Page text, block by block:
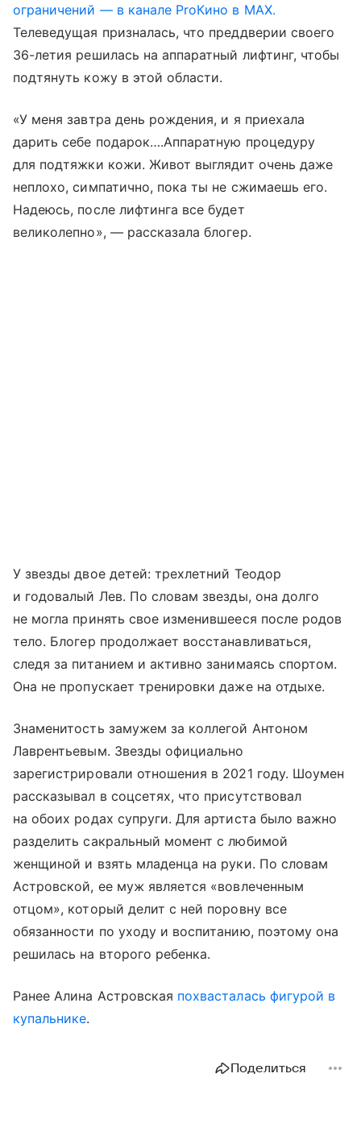
ограничений — в канале ProКино в MAX.
Телеведущая призналась, что преддверии своего
36-летия решилась на аппаратный лифтинг, чтобы
подтянуть кожу в этой области.
«У меня завтра день рождения, и я приехала
дарить себе подарок….Аппаратную процедуру
для подтяжки кожи. Живот выглядит очень даже
неплохо, симпатично, пока ты не сжимаешь его.
Надеюсь, после лифтинга все будет
великолепно», — рассказала блогер.
У звезды двое детей: трехлетний Теодор
и годовалый Лев. По словам звезды, она долго
не могла принять свое изменившееся после родов
тело. Блогер продолжает восстанавливаться,
следя за питанием и активно занимаясь спортом.
Она не пропускает тренировки даже на отдыхе.
Знаменитость замужем за коллегой Антоном
Лаврентьевым. Звезды официально
зарегистрировали отношения в 2021 году. Шоумен
рассказывал в соцсетях, что присутствовал
на обоих родах супруги. Для артиста было важно
разделить сакральный момент с любимой
женщиной и взять младенца на руки. По словам
Астровской, ее муж является «вовлеченным
отцом», который делит с ней поровну все
обязанности по уходу и воспитанию, поэтому она
решилась на второго ребенка.
Ранее Алина Астровская похвасталась фигурой в
купальнике.
Поделиться